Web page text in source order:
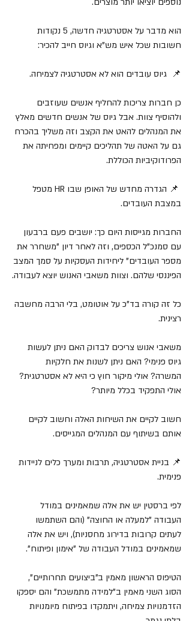
הוא מדבר על אסטרטגיה חדשה, 5 נקודות
חשובות שכל איש מש"א וגיוס חייב להכיר:
📌  גיוס עובדים הוא לא אסטרטגיה לצמיחה.
כן חברות צריכות להחליף אנשים שעוזבים
ולהוסיף צוות. אבל גיוס של אנשים חדשים מאלץ
את המנהלים להאט את הקצב וזה משליך בהכרח
גם על האטה של תהליכים קיימים ומפחיתה את
הפרודוקיביות הכוללת.
📌 הגדרה מחדש של האופן שבו HR מטפל
במצבת העובדים.
החברות מגייסות היום כך: יושבים פעם ברבעון
עם סמנכ"ל הכספים, וזה לאחר דיון "משחרר את
מספר העובדים" ליחידות העסקיות על סמך המצב
הפיננסי שלהם. וצוות משאבי האנוש יוצא לעבודה.
כל זה קורה בד"כ על אוטומט, בלי הרבה מחשבה
רצינית.
משאבי אנוש צריכים לבדוק האם ניתן לעשות
גיוס פנימי? האם ניתן לשנות את חלקיות
המשרה? אולי מיקור חוץ כי היא לא אסטרטגית?
אולי התפקיד בכלל מיותר?
חשוב לקיים את השיחות האלה וחשוב לקיים
אותם בשיתוף עם המנהלים המגייסים.
📌 בניית אסטרטגיה, תרבות ומערך כלים לניידות
פנימית.
לפי ברסטין יש את אלה שמאמינים במודל
העבודה "למעלה או החוצה" (והם השתמשו
לעתים קרובות בדירוג מחסניות), ויש את אלה
שמאמינים במודל העבודה של "אימון ופיתוח".
הטיפוס הראשון מאמין ב"ביצועים תחרותיים",
הסוג השני מאמין ב"למידה מתמשכת" והם יספקו
הזדמנויות צמיחה, ויתמקדו בפיתוח מיומנויות